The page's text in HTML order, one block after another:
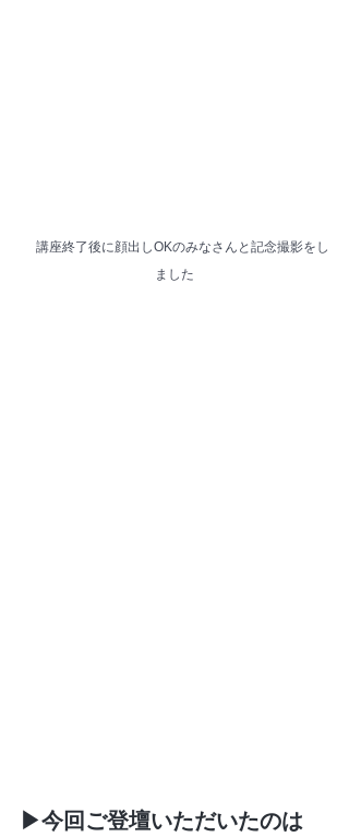
講座終了後に顔出しOKのみなさんと記念撮影をし
ました
▶今回ご登壇いただいたのは